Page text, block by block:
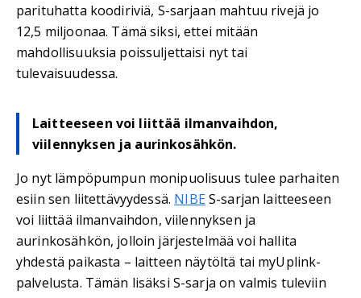
parituhatta koodiriviä, S-sarjaan mahtuu rivejä jo
12,5 miljoonaa. Tämä siksi, ettei mitään
mahdollisuuksia poissuljettaisi nyt tai
tulevaisuudessa.
Laitteeseen voi liittää ilmanvaihdon,
viilennyksen ja aurinkosähkön.
Jo nyt lämpöpumpun monipuolisuus tulee parhaiten
esiin sen liitettävyydessä. NIBES-sarjan laitteeseen
voi liittää ilmanvaihdon, viilennyksen ja
aurinkosähkön, jolloin järjestelmää voi hallita
yhdestä paikasta – laitteen näytöltä tai myUplink-
palvelusta. Tämän lisäksi S-sarja on valmis tuleviin